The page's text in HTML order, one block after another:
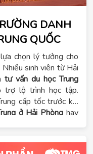
DANH
QUỐC
chọn lý tưởng cho
sinh viên từ Hải
tư vấn du học Trung
trợ lộ trình học tập.
cấp tốc trước khi
ở Hải Phòng hay